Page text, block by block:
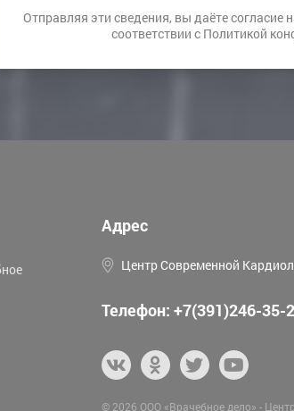
Отправляя эти сведения, вы даётесогласие
соответствии с Политикой
Адрес
Центр Современной
Телефон: +7(391)246-35-
© 2026 ООО «Врачебное дело» -